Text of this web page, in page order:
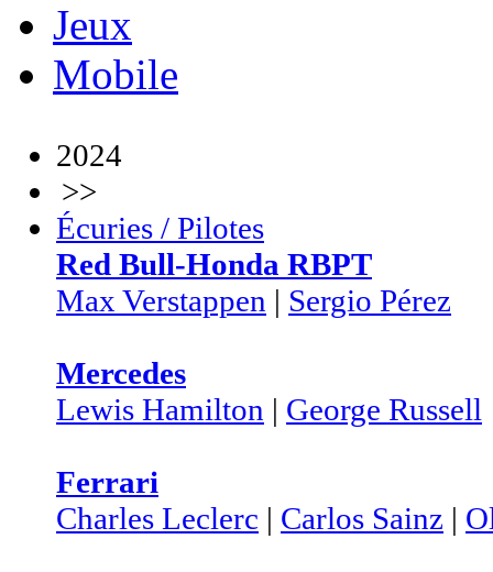
Jeux
Mobile
2024
>>
Écuries / Pilotes
Red Bull-Honda RBPT
Max Verstappen | Sergio Pérez
Mercedes
Lewis Hamilton | George Russell
Ferrari
Charles Leclerc | Carlos Sainz |